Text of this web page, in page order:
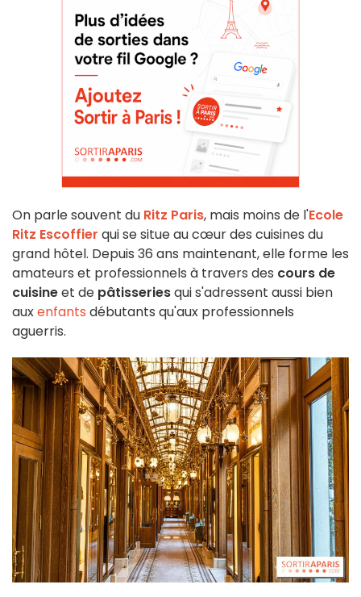
On parle souvent du Ritz Paris, mais moins de l'Ecole
Ritz Escoffier qui se situe au cœur des cuisines du
grand hôtel. Depuis 36 ans maintenant, elle forme les
amateurs et professionnels à travers des cours de
cuisineet de pâtisseriesqui s'adressent aussi bien
auxenfants débutants qu'aux professionnels
aguerris.